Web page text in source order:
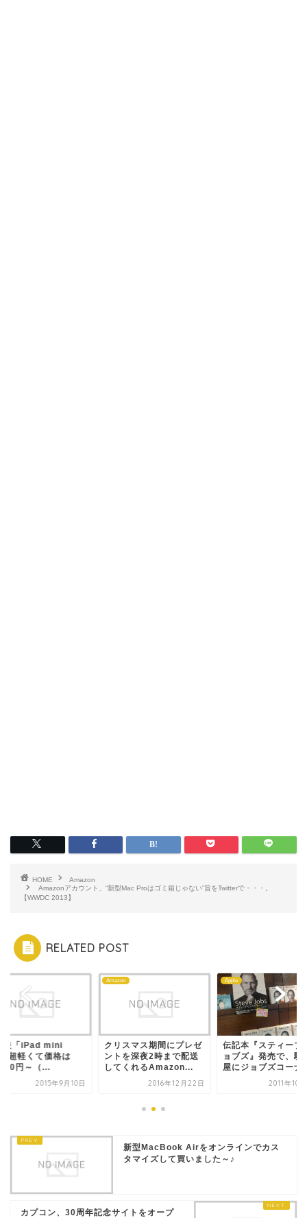
HOME
Amazon
Amazonアカウント、“新型Mac Proはゴミ箱じゃない”旨をTwitterで・・・。
【WWDC 2013】
RELATED POST
表「iPad mini
超軽くて価格は
円～（...
2015年9月10日
Amazon
クリスマス期間にプレゼ
ントを深夜2時まで配送
してくれるAmazon...
2016年12月22日
Apple
伝記本『スティーブ
ョブズ』発売で、駅
屋にジョブズコーナ
2011年10
新型MacBook Airをオンラインでカス
タマイズして買いました～♪
カプコン、30周年記念サイトをオープ